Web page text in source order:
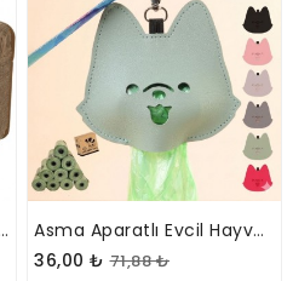
Ahşap Tek Katlı Tırmalamalı Evcil Hayvan Oyun Evi
Asma Aparatlı Evcil Hayvan Dışkı Poşeti Taşıma Çantası
36,00 ₺ 71,88 ₺